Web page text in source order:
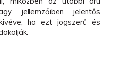
jellemzőiben jelentős
ha ezt jogszerű és